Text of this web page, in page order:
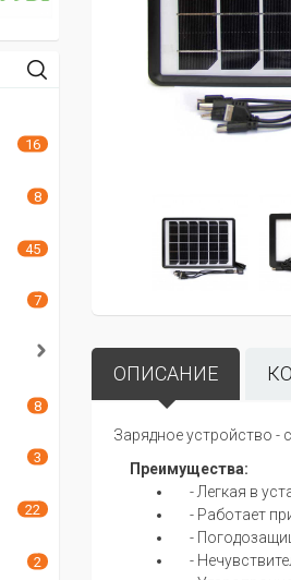
ОПИСАНИЕ
Зарядное устройство -
Преимущества:
- Легкая в
- Работает
-
-
16
8
45
7
8
3
22
2